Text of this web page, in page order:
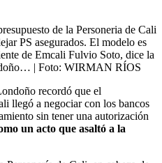
de la Personeria de Cali
PS asegurados. El modelo es
de Emcali Fulvio Soto, dice la
| Foto: WIRMAN RÍOS
recordó que el
llegó a negociar con los bancos
sin tener una autorización
un acto que asaltó a la